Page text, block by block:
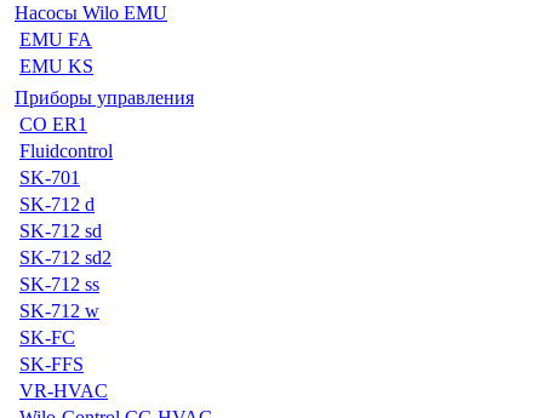
Насосы Wilo EMU
EMU FA
EMU KS
Приборы управления
CO ER1
Fluidcontrol
SK-701
SK-712 d
SK-712 sd
SK-712 sd2
SK-712 ss
SK-712 w
SK-FC
SK-FFS
VR-HVAC